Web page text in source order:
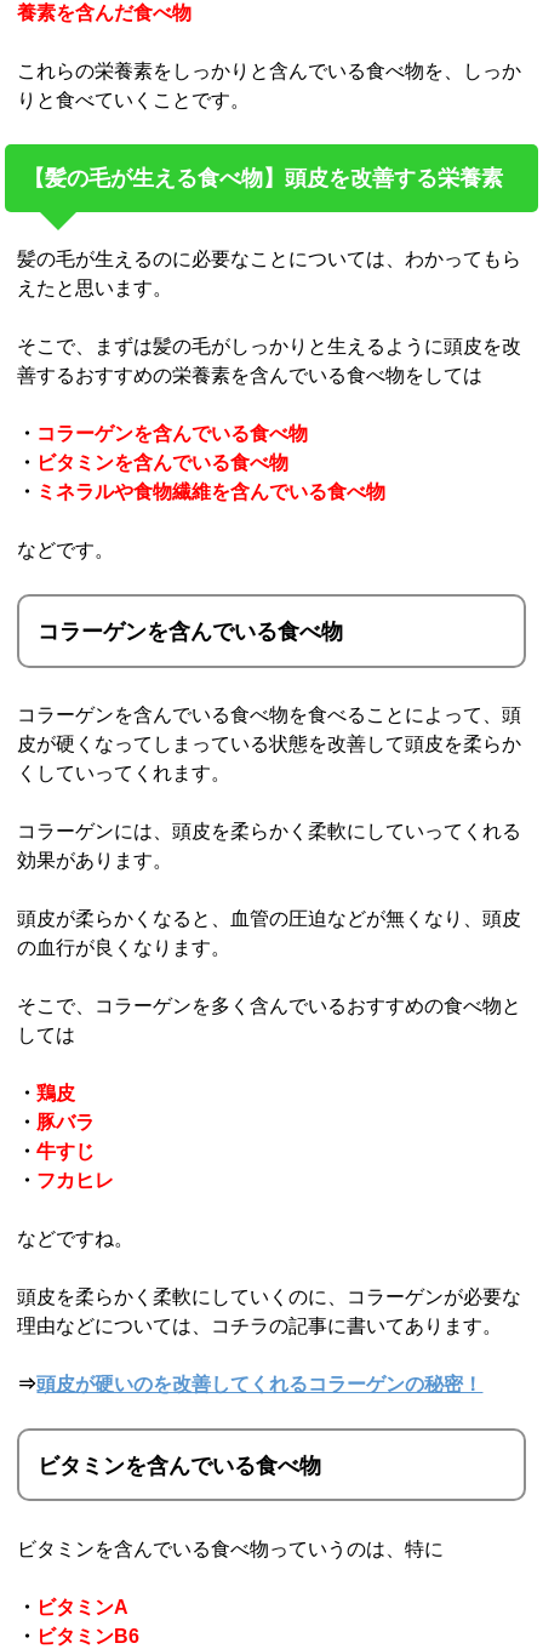
養素を含んだ食べ物
これらの栄養素をしっかりと含んでいる食べ物を、しっか
りと食べていくことです。
【髪の毛が生える食べ物】頭皮を改善する栄養素
髪の毛が生えるのに必要なことについては、わかってもら
えたと思います。
そこで、まずは髪の毛がしっかりと生えるように頭皮を改
善するおすすめの栄養素を含んでいる食べ物をしては
・ コラーゲンを含んでいる食べ物
・ ビタミンを含んでいる食べ物
・ ミネラルや食物繊維を含んでいる食べ物
などです。
コラーゲンを含んでいる食べ物
コラーゲンを含んでいる食べ物を食べることによって、頭
皮が硬くなってしまっている状態を改善して頭皮を柔らか
くしていってくれます。
コラーゲンには、頭皮を柔らかく柔軟にしていってくれる
効果があります。
頭皮が柔らかくなると、血管の圧迫などが無くなり、頭皮
の血行が良くなります。
そこで、コラーゲンを多く含んでいるおすすめの食べ物と
しては
・鶏皮
・ 豚バラ
・牛すじ
・ フカヒレ
などですね。
頭皮を柔らかく柔軟にしていくのに、コラーゲンが必要な
理由などについては、コチラの記事に書いてあります。
⇒頭皮が硬いのを改善してくれるコラーゲンの秘密！
ビタミンを含んでいる食べ物
ビタミンを含んでいる食べ物っていうのは、特に
・ ビタミンA
・ ビタミンB6